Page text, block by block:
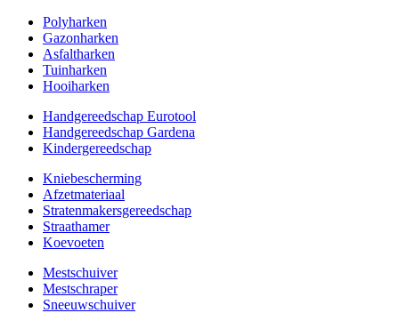
Polyharken
Gazonharken
Asfaltharken
Tuinharken
Hooiharken
Handgereedschap Eurotool
Handgereedschap Gardena
Kindergereedschap
Kniebescherming
Afzetmateriaal
Stratenmakersgereedschap
Straathamer
Koevoeten
Mestschuiver
Mestschraper
Sneeuwschuiver